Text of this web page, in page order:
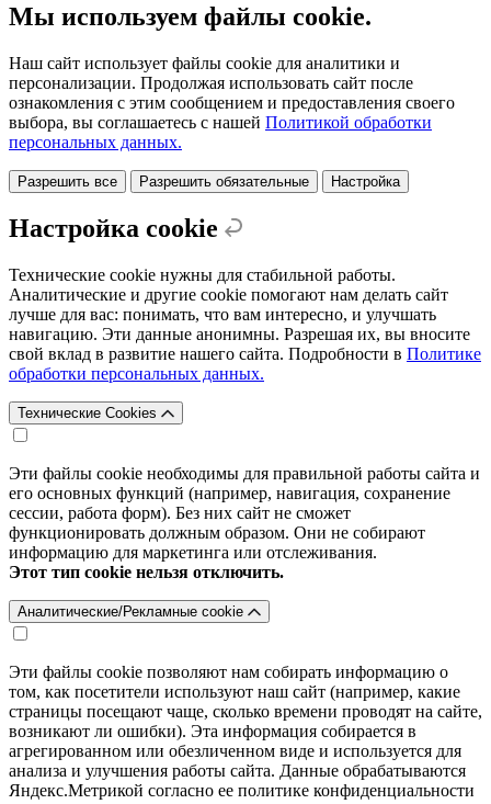
Мы используем файлы cookie.
Наш сайт использует файлы cookie для аналитики и
персонализации. Продолжая использовать сайт после
ознакомления с этим сообщением и предоставления своего
выбора, вы соглашаетесь с нашей Политикой обработки
персональных данных.
Разрешить все Разрешить обязательные Настройка
Настройка cookie
Технические cookie нужны для стабильной работы.
Аналитические и другие cookie помогают нам делать сайт
лучше для вас: понимать, что вам интересно, и улучшать
навигацию. Эти данные анонимны. Разрешая их, вы вносите
свой вклад в развитие нашего сайта. Подробности в Политике
обработки персональных данных.
Технические Cookies
Эти файлы cookie необходимы для правильной работы сайта и
его основных функций (например, навигация, сохранение
сессии, работа форм). Без них сайт не сможет
функционировать должным образом. Они не собирают
информацию для маркетинга или отслеживания.
Этот тип cookie нельзя отключить.
Аналитические/Рекламные cookie
Эти файлы cookie позволяют нам собирать информацию о
том, как посетители используют наш сайт (например, какие
страницы посещают чаще, сколько времени проводят на сайте,
возникают ли ошибки). Эта информация собирается в
агрегированном или обезличенном виде и используется для
анализа и улучшения работы сайта. Данные обрабатываются
Яндекс.Метрикой согласно ее политике конфиденциальности